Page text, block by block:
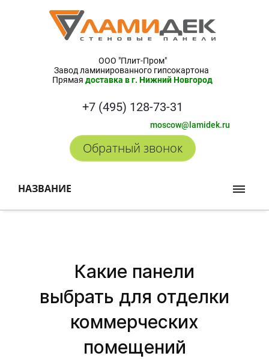
ООО "Плит-Пром"
Завод ламинированного гипсокартона
Прямаядоставка в г. Нижний Новгород
+7 (495) 128-73-31
moscow@lamidek.ru
Обратный звонок
НАЗВАНИЕ
Какие панели
выбрать для отделки
коммерческих
помещений